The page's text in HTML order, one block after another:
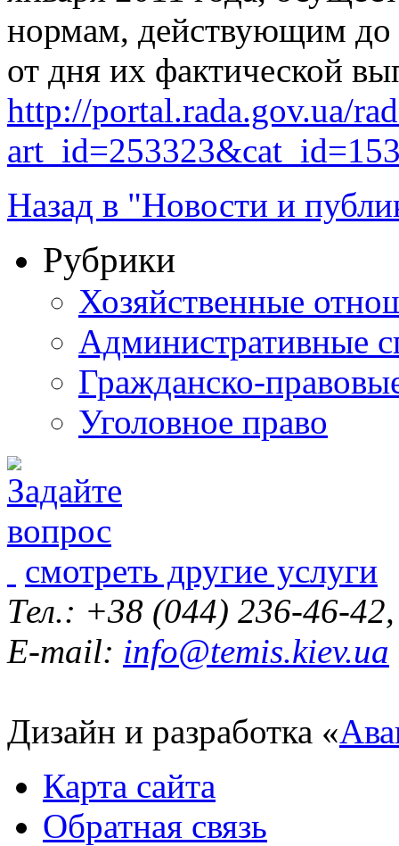
нормам, действующим до
от дня их фактической
http://portal.rada.gov.ua/
Назад в "Новости и
Рубрики
Хозяйственные
Административные
Гражданско-
Уголовное право
смотреть другие услуги
Тел.: +38 (044) 236-46-
E-mail: info@temis.kiev.ua
Дизайн и разработка «
Карта сайта
Обратная связь